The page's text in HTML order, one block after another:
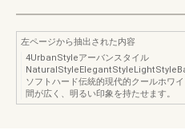
左ページから抽出された内容
4UrbanStyleアーバンスタイル
ソフトハード伝統的現代的クールホワ
間が広く、明るい印象を持たせます。